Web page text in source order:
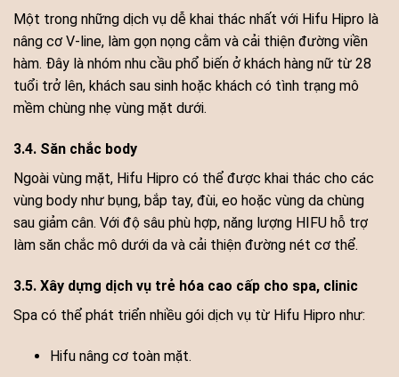
Một trong những dịch vụ dễ khai thác nhất với Hifu Hipro là
nâng cơ V-line, làm gọn nọng cằm và cải thiện đường viền
hàm. Đây là nhóm nhu cầu phổ biến ở khách hàng nữ từ 28
tuổi trở lên, khách sau sinh hoặc khách có tình trạng mô
mềm chùng nhẹ vùng mặt dưới.
3.4. Săn chắc body
Ngoài vùng mặt, Hifu Hipro có thể được khai thác cho các
vùng body như bụng, bắp tay, đùi, eo hoặc vùng da chùng
sau giảm cân. Với độ sâu phù hợp, năng lượng HIFU hỗ trợ
làm săn chắc mô dưới da và cải thiện đường nét cơ thể.
3.5. Xây dựng dịch vụ trẻ hóa cao cấp cho spa, clinic
Spa có thể phát triển nhiều gói dịch vụ từ Hifu Hipro như:
Hifu nâng cơ toàn mặt.